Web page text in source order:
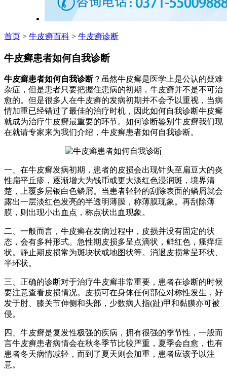
首页 > 牛皮癣百科 > 牛皮癣诊断
牛皮癣患者如何自我诊断
牛皮癣患者如何自我诊断？虽然牛皮癣是医学上是公认的疑难
杂症，但是患者只要把握住患病的初期，牛皮癣并不是不可治
愈的。但是很多人在牛皮癣的发病初期并不会予以重视，当病
情加重已经错过了最佳的治疗时机，因此如何自我诊断牛皮癣
就成为治疗牛皮癣最重要的环节。如何诊断鉴别牛皮癣我们现
在就请专家来为我们介绍，牛皮癣患者如何自我诊断。
一、在牛皮癣发病初期，患者的皮损会出现针头至扁豆大的炎
性扁平丘疹，逐渐增大为钱币或更大淡红色浸润斑，境界清
楚，上覆多层银白色鳞屑。当患者轻轻的刮除表面的鳞屑就会
露出一层淡红色发亮的半透明薄膜，称薄膜现象。再刮除薄
膜，则出现小出血点，称点状出血现象。
二、一般而言，牛皮癣在发病过程中，皮损并没有固定的状
态，会有多种形式。急性期皮损多呈点滴状，鲜红色，瘙痒症
状。静止期皮损常为斑块状或地图状等。消退皮损常呈环状、
半环状。
三、正确的诊断对于治疗牛皮癣非常重要，患者在诊断的时候
要注意查看皮损情况。皮损可在身体任何部位对称性发生，好
发于肘、膝关节伸侧和头部，少数病人指(趾)甲和黏膜亦可被
侵。
四、牛皮癣是复发性极强的疾病，拥有很强的季节性，一般而
言牛皮癣患者病情会在秋冬季节比较严重，夏季会自愈，也有
患者冬天病情减轻，而到了夏天则会加重，患者应该予以注
意。